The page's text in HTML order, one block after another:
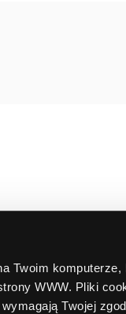
Twoim
WWW. Pliki
Twojej